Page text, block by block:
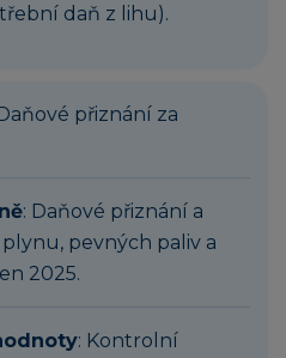
daň z lihu).
přiznání za
: Daňové přiznání a
pevných paliv a
2025.
: Kontrolní